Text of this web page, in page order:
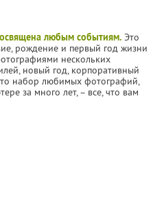
любым событиям. Это
рождение и первый год жизни
нескольких
новый год, корпоративный
набор любимых фотографий,
за много лет, – все, что вам